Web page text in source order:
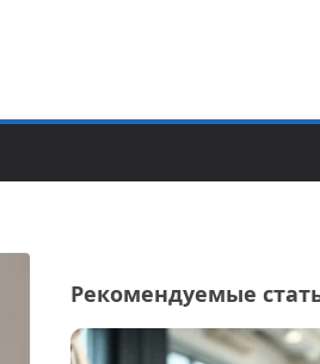
Рекомендуемые